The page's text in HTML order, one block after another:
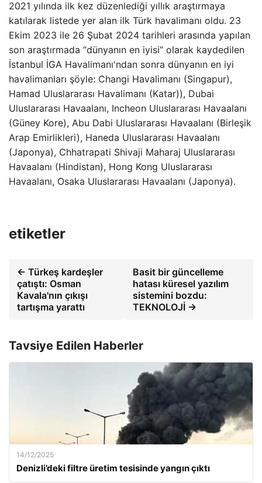
2021 yılında ilk kez düzenlediği yıllık araştırmaya
katılarak listede yer alan ilk Türk havalimanı oldu. 23
Ekim 2023 ile 26 Şubat 2024 tarihleri ​​arasında yapılan
son araştırmada “dünyanın en iyisi” olarak kaydedilen
İstanbul İGA Havalimanı'ndan sonra dünyanın en iyi
havalimanları şöyle: Changi Havalimanı (Singapur),
Hamad Uluslararası Havalimanı (Katar)), Dubai
Uluslararası Havaalanı, Incheon Uluslararası Havaalanı
(Güney Kore), Abu Dabi Uluslararası Havaalanı (Birleşik
Arap Emirlikleri), Haneda Uluslararası Havaalanı
(Japonya), Chhatrapati Shivaji Maharaj Uluslararası
Havaalanı (Hindistan), Hong Kong Uluslararası
Havaalanı, Osaka Uluslararası Havaalanı (Japonya).
etiketler
← Türkeş kardeşler
çatıştı: Osman
Kavala'nın çıkışı
tartışma yarattı
Basit bir güncelleme
hatası küresel yazılım
sistemini bozdu:
TEKNOLOJİ →
Tavsiye Edilen Haberler
14/12/2025
Denizli’deki filtre üretim tesisinde yangın çıktı